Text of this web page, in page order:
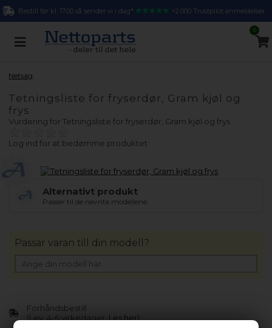
Bestill før kl. 17.00 så sender vi i dag* >2.000 Trustpilot anmeldelser
0
Netsag
Tetningsliste for fryserdør, Gram kjøl og
frys
Vurdering forTetningsliste for fryserdør, Gram kjøl og frys
Log ind for at bedømme produktet
Alternativt produkt
Passer til de nevnte modellene.
Forhåndsbestill
(Lev. 4-6 virkedager. Les her)
Passar varan till din modell?